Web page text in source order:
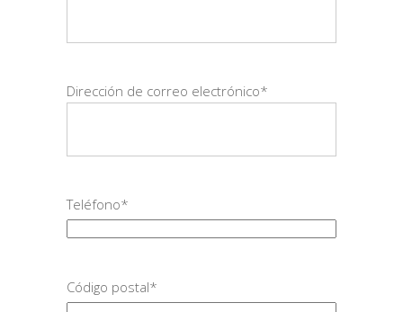
Dirección de correo electrónico*
Teléfono*
Código postal*